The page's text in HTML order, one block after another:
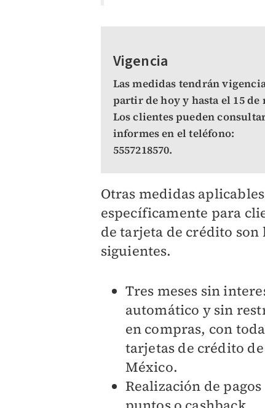
Vigencia
Las medidas tendrán
partir de hoy y hasta el 15 de
Los clientes pueden
informes en el teléfono:
5557218570.
Otras medidas aplicables
específicamente para
de tarjeta de crédito son
siguientes.
Tres meses sin
automático y sin
en compras, con
tarjetas de crédito de
México.
Realización de